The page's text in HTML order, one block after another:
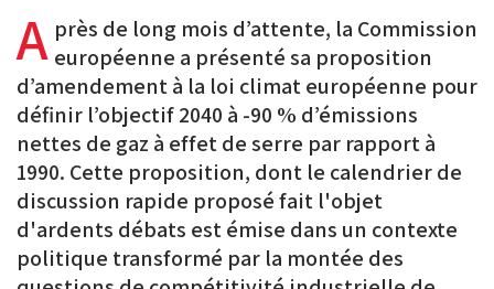
A près de long mois d’attente, la Commission
européenne a présenté sa proposition
d’amendement à la loi climat européenne pour
définir l’objectif 2040 à -90 % d’émissions
nettes de gaz à effet de serre par rapport à
1990. Cette proposition, dont le calendrier de
discussion rapide proposé fait l'objet
d'ardents débats est émise dans un contexte
politique transformé par la montée des